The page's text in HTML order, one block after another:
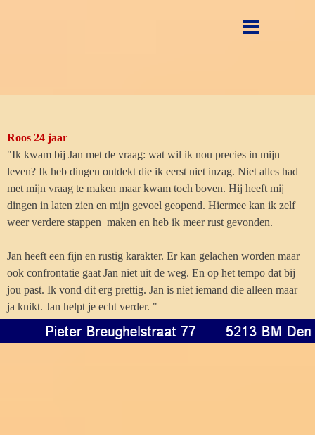
Roos 24 jaar
"Ik kwam bij Jan met de vraag: wat wil ik nou precies in mijn
leven? Ik heb dingen ontdekt die ik eerst niet inzag. Niet alles had
met mijn vraag te maken maar kwam toch boven. Hij heeft mij
dingen in laten zien en mijn gevoel geopend. Hiermee kan ik zelf
weer verdere stappen maken en heb ik meer rust gevonden.
Jan heeft een fijn en rustig karakter. Er kan gelachen worden maar
ook confrontatie gaat Jan niet uit de weg. En op het tempo dat bij
jou past. Ik vond dit erg prettig. Jan is niet iemand die alleen maar
ja knikt. Jan helpt je echt verder. "